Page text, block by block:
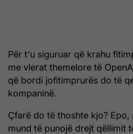
Për t'u siguruar që krahu
me vlerat themelore të
që bordi jofitimprurës do të
kompaninë.
Çfarë do të thoshte kjo?
mund të punojë drejt qëllimit